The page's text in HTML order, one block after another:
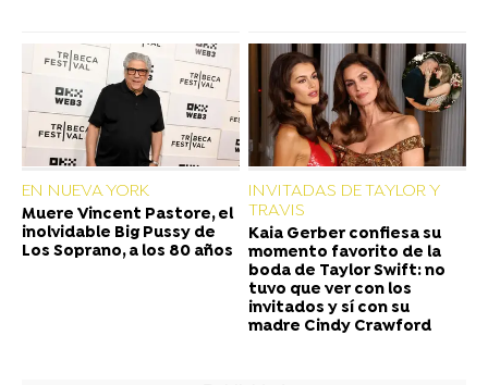
EN NUEVA YORK
Muere Vincent Pastore, el
inolvidable Big Pussy de
Los Soprano, a los 80 años
INVITADAS DE TAYLOR Y
TRAVIS
Kaia Gerber confiesa su
momento favorito de la
boda de Taylor Swift: no
tuvo que ver con los
invitados y sí con su
madre Cindy Crawford